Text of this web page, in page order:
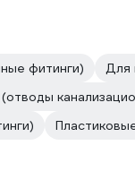
фитинги)
Для